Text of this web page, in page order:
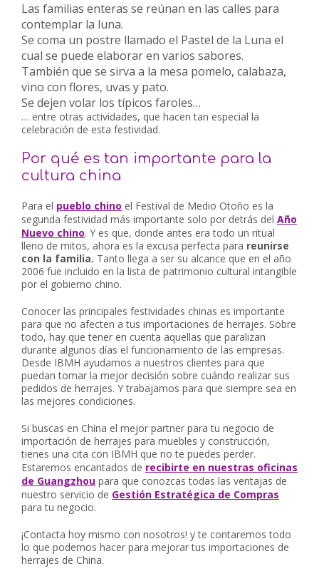
Las familias enteras se reúnan en las calles para
contemplar la luna.
Se coma un postre llamado el Pastel de la Luna el
cual se puede elaborar en varios sabores.
También que se sirva a la mesa pomelo, calabaza,
vino con flores, uvas y pato.
Se dejen volar los típicos faroles…
… entre otras actividades, que hacen tan especial la
celebración de esta festividad.
Por qué es tan importante para la
cultura china
Para el pueblo chino el Festival de Medio Otoño es la
segunda festividad más importante solo por detrás del Año
Nuevo chino. Y es que, donde antes era todo un ritual
lleno de mitos, ahora es la excusa perfecta para reunirse
con la familia. Tanto llega a ser su alcance que en el año
2006 fue incluido en la lista de patrimonio cultural intangible
por el gobierno chino.
Conocer las principales festividades chinas es importante
para que no afecten a tus importaciones de herrajes. Sobre
todo, hay que tener en cuenta aquellas que paralizan
durante algunos días el funcionamiento de las empresas.
Desde IBMH ayudamos a nuestros clientes para que
puedan tomar la mejor decisión sobre cuándo realizar sus
pedidos de herrajes. Y trabajamos para que siempre sea en
las mejores condiciones.
Si buscas en China el mejor partner para tu negocio de
importación de herrajes para muebles y construcción,
tienes una cita con IBMH que no te puedes perder.
Estaremos encantados de recibirte en nuestras oficinas
de Guangzhou para que conozcas todas las ventajas de
nuestro servicio de Gestión Estratégica de Compras
para tu negocio.
¡Contacta hoy mismo con nosotros! y te contaremos todo
lo que podemos hacer para mejorar tus importaciones de
herrajes de China.